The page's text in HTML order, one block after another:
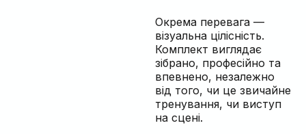
Окрема перевага —
візуальна цілісність.
Комплект виглядає
зібрано, професійно та
впевнено, незалежно
від того, чи це звичайне
тренування, чи виступ
на сцені.